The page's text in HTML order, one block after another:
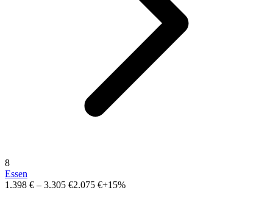
8
Essen
1.398 € – 3.305 €2.075 €+15%